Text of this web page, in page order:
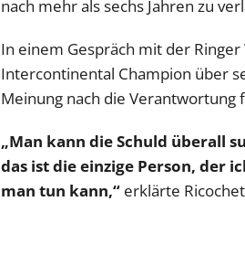
nach mehr als sechs Jahren zu
In einem Gespräch mit der
Intercontinental Champion über
Meinung nach die Verantwortung
„Man kann die Schuld überall
das ist die einzige Person, der
man tun kann,“ erklärte